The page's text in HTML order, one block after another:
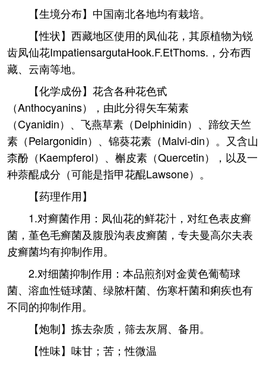
【生境分布】中国南北各地均有栽培。
【性状】西藏地区使用的凤仙花，其原植物为锐
齿凤仙花ImpatiensargutaHook.F.EtThoms.，分布西
藏、云南等地。
【化学成份】花含各种花色甙
（Anthocyanins），由此分得矢车菊素
（Cyanidin）、飞燕草素（Delphinidin）、蹄纹天竺
素（Pelargonidin）、锦葵花素（Malvi-din）。又含山
柰酚（Kaempferol）、槲皮素（Quercetin），以及一
种萘醌成分（可能是指甲花醌Lawsone）。
【药理作用】
1.对癣菌作用：凤仙花的鲜花汁，对红色表皮癣
菌，堇色毛癣菌及腹股沟表皮癣菌，专夫曼高尔夫表
皮癣菌均有抑制作用。
2.对细菌抑制作用：本品煎剂对金黄色葡萄球
菌、溶血性链球菌、绿脓杆菌、伤寒杆菌和痢疾也有
不同的抑制作用。
【炮制】拣去杂质，筛去灰屑、备用。
【性味】味甘；苦；性微温